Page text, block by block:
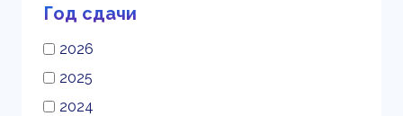
Год сдачи
2026
2025
2024